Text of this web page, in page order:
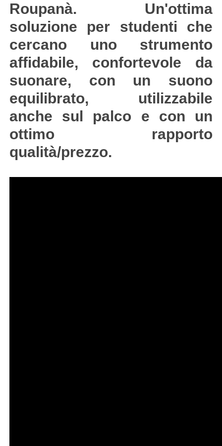
Roupanà. Un'ottima
soluzione per studenti che
cercano uno strumento
affidabile, confortevole da
suonare, con un suono
equilibrato, utilizzabile
anche sul palco e con un
ottimo rapporto
qualità/prezzo.